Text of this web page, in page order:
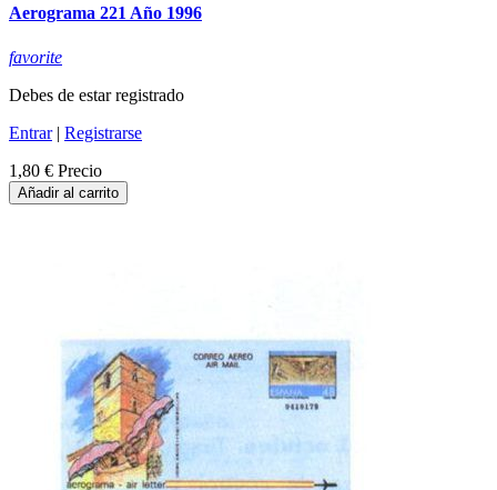
Aerograma 221 Año 1996
favorite
Debes de estar registrado
Entrar| Registrarse
1,80 € Precio
Añadir al carrito